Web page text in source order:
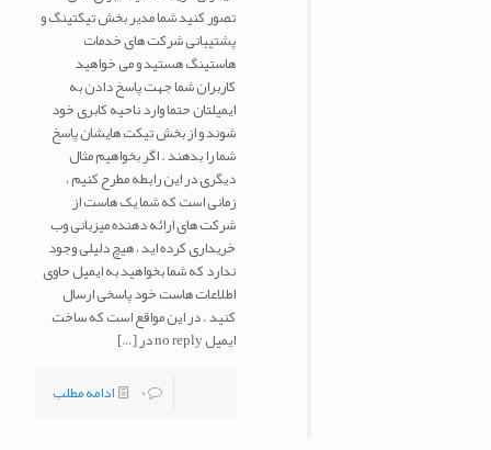
تصور کنید شما مدیر بخش تیکتینگ و
پشتیبانی شرکت های خدمات
هاستینگ هستید و می خواهید
کاربران شما جهت پاسخ دادن به
ایمیلتان حتما وارد ناحیه کابری خود
شوند و از بخش تیکت هایشان پاسخ
شما را بدهند . اگر بخواهیم مثال
دیگری در این رابطه مطرح کنیم ،
زمانی است که شما یک هاست از
شرکت های ارائه دهنده میزبانی وب
خریداری کرده اید ، هیچ دلیلی وجود
ندارد که شما بخواهید به ایمیل حاوی
اطلاعات هاست خود پاسخی ارسال
کنید . در این مواقع است که ساخت
ایمیل no reply در
[…]
0
ادامه مطلب